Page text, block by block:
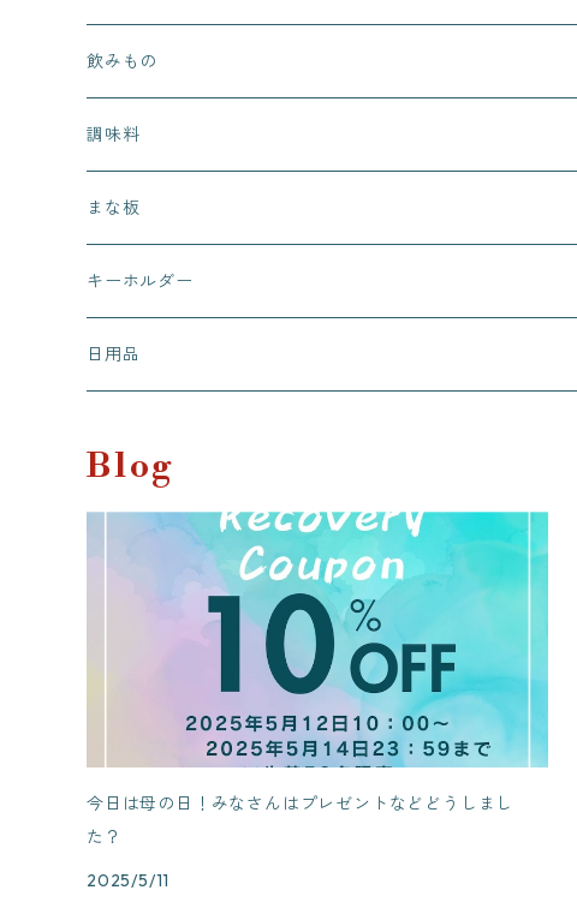
まぁるいお月さん
ピノッキオデリ
桜カフェ
有田有為堂
飲みもの
調味料
まな板
キーホルダー
日用品
Blog
今日は母の日！みなさんはプレゼントなどどうしまし
た？
2025/5/11